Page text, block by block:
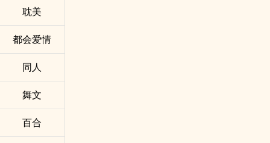
耽美
都会爱情
同人
舞文
百合